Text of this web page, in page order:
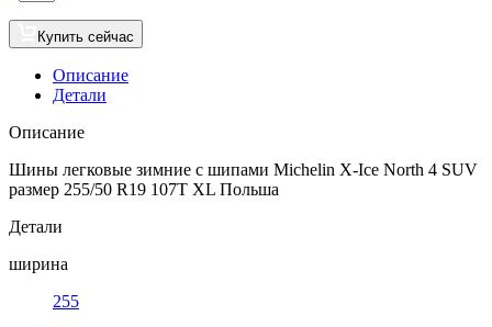
Купить сейчас
Описание
Детали
Описание
Шины легковые зимние с шипами Michelin X-Ice North 4 SUV
размер 255/50 R19 107T XL Польша
Детали
ширина
255